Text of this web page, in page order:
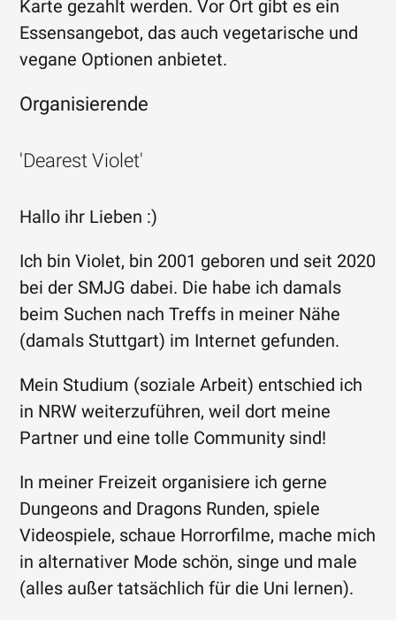
Karte gezahlt werden. Vor Ort gibt es ein
Essensangebot, das auch vegetarische und
vegane Optionen anbietet.
Organisierende
'Dearest Violet'
Hallo ihr Lieben :)
Ich bin Violet, bin 2001 geboren und seit 2020
bei der SMJG dabei. Die habe ich damals
beim Suchen nach Treffs in meiner Nähe
(damals Stuttgart) im Internet gefunden.
Mein Studium (soziale Arbeit) entschied ich
in NRW weiterzuführen, weil dort meine
Partner und eine tolle Community sind!
In meiner Freizeit organisiere ich gerne
Dungeons and Dragons Runden, spiele
Videospiele, schaue Horrorfilme, mache mich
in alternativer Mode schön, singe und male
(alles außer tatsächlich für die Uni lernen).